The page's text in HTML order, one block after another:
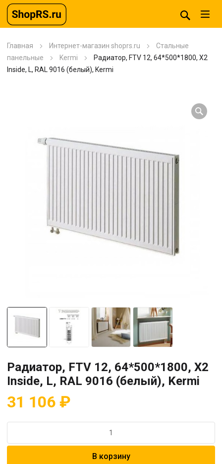
Главная Интернет-магазин shoprs.ru
Стальные
панельные
Kermi
Радиатор, FTV 12, 64*500*1800, X2
Inside, L, RAL 9016 (белый), Kermi
Радиатор, FTV 12, 64*500*1800, X2
Inside, L, RAL 9016 (белый), Kermi
31 106 ₽
Радиатор,
В корзину